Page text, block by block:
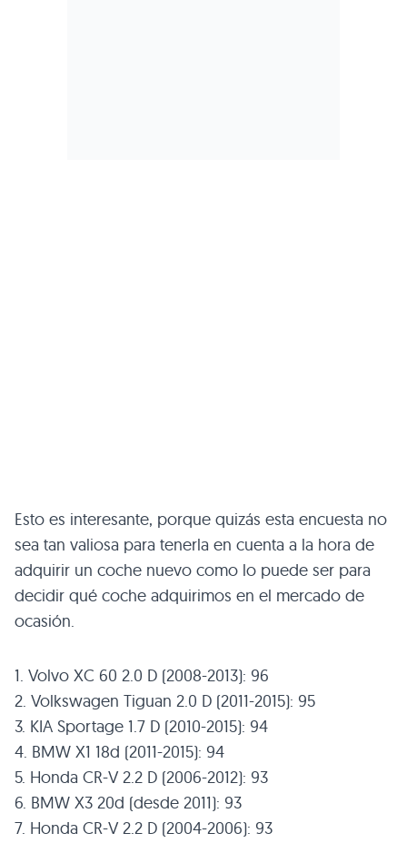
Esto es interesante, porque quizás esta encuesta no
sea tan valiosa para tenerla en cuenta a la hora de
adquirir un coche nuevo como lo puede ser para
decidir qué coche adquirimos en el mercado de
ocasión.
1. Volvo XC 60 2.0 D (2008-2013): 96
2. Volkswagen Tiguan 2.0 D (2011-2015): 95
3. KIA Sportage 1.7 D (2010-2015): 94
4. BMW X1 18d (2011-2015): 94
5. Honda CR-V 2.2 D (2006-2012): 93
6. BMW X3 20d (desde 2011): 93
7. Honda CR-V 2.2 D (2004-2006): 93